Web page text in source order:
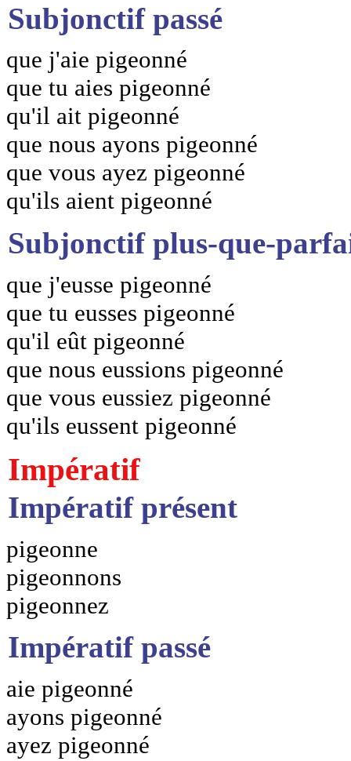
Subjonctif passé
que j'aie pigeonné
que tu aies pigeonné
qu'il ait pigeonné
que nous ayons pigeonné
que vous ayez pigeonné
qu'ils aient pigeonné
Subjonctif plus-que-
que j'eusse pigeonné
que tu eusses pigeonné
qu'il eût pigeonné
que nous eussions pigeonné
que vous eussiez pigeonné
qu'ils eussent pigeonné
Impératif
Impératif présent
pigeonne
pigeonnons
pigeonnez
Impératif passé
aie pigeonné
ayons pigeonné
ayez pigeonné